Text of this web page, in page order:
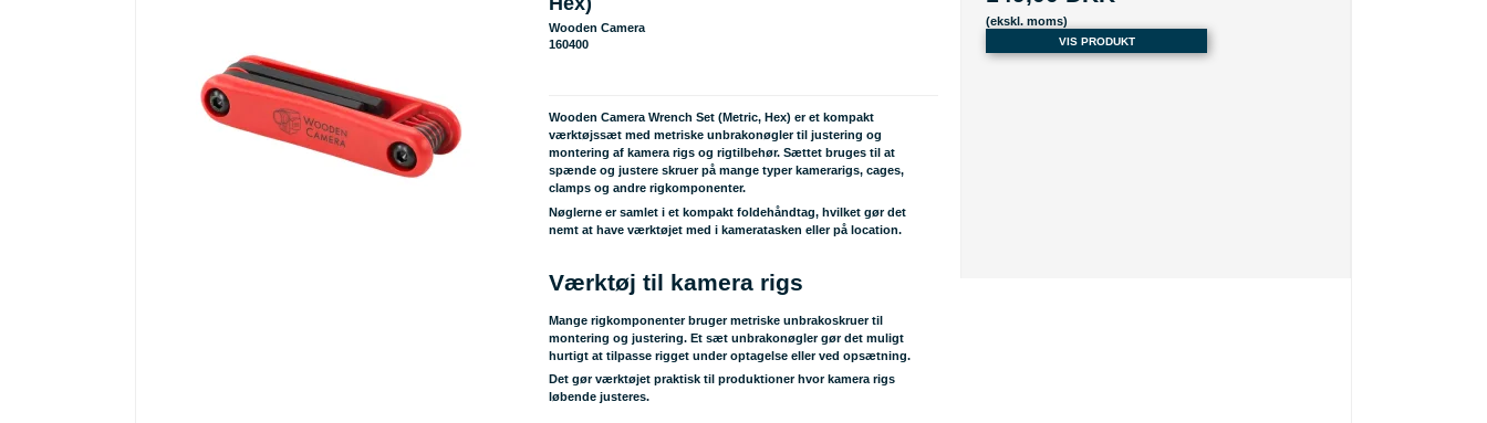
Wooden Camera
160400
Wooden Camera Wrench Set (Metric, Hex) er et kompakt
værktøjssæt med metriske unbrakonøgler til justering og
montering af kamera rigs og rigtilbehør. Sættet bruges til at
spænde og justere skruer på mange typer kamerarigs, cages,
clamps og andre rigkomponenter.
Nøglerne er samlet i et kompakt foldehåndtag, hvilket gør det
nemt at have værktøjet med i kameratasken eller på location.
Værktøj til kamera rigs
Mange rigkomponenter bruger metriske unbrakoskruer til
montering og justering. Et sæt unbrakonøgler gør det muligt
hurtigt at tilpasse rigget under optagelse eller ved opsætning.
Det gør værktøjet praktisk til produktioner hvor kamera rigs
løbende justeres.
(ekskl. moms)
VIS PRODUKT